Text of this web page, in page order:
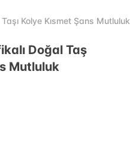
Kolye Kısmet Şans Mutluluk
Doğal Taş
Mutluluk